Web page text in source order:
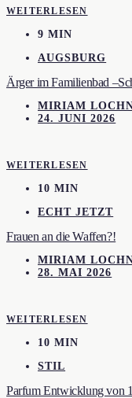
WEITERLESEN
9 MIN
AUGSBURG
Ärger im Familienbad
MIRIAM
24. JUNI 2026
WEITERLESEN
10 MIN
ECHT JETZT
Frauen an die Waffen?!
MIRIAM
28. MAI 2026
WEITERLESEN
10 MIN
STIL
Parfum Entwicklung von